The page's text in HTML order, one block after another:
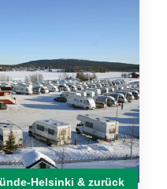
Helsinki & zurück